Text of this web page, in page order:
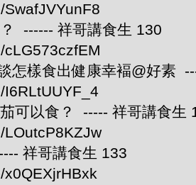
------ 祥哥講食生 130
怎樣食出健康幸褔@好素
可以食？ ----- 祥哥講食生
祥哥講食生 133